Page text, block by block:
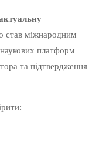
став міжнародним
платформ
та підтвердження